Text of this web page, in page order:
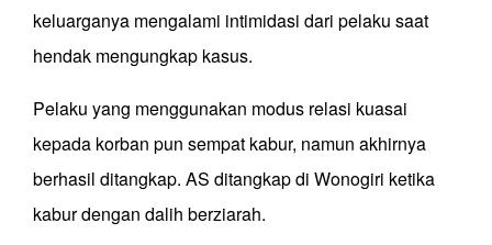
keluarganya mengalami intimidasi dari pelaku saat
hendak mengungkap kasus.
Pelaku yang menggunakan modus relasi kuasai
kepada korban pun sempat kabur, namun akhirnya
berhasil ditangkap. AS ditangkap di Wonogiri ketika
kabur dengan dalih berziarah.